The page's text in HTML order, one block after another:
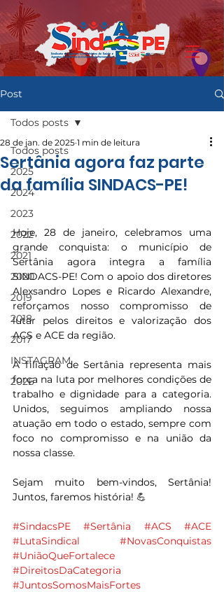
Post
Todos posts
2025
2024
2023
2022
2021
2020
2019
2018
2017
INSTAGRAM
2026
Todos posts
Sertânia agora faz parte
da família SINDACS-PE!
28 de jan. de 2025 1 min de leitura
Hoje, 28 de janeiro, celebramos uma
grande conquista: o município de
Sertânia agora integra a família
SINDACS-PE! Com o apoio dos diretores
Alexsandro Lopes e Ricardo Alexandre,
reforçamos nosso compromisso de
lutar pelos direitos e valorização dos
ACS e ACE da região.
A filiação de Sertânia representa mais
força na luta por melhores condições de
trabalho e dignidade para a categoria.
Unidos, seguimos ampliando nossa
atuação em todo o estado, sempre com
foco no compromisso e na união da
nossa classe.
Sejam muito bem-vindos, Sertânia!
Juntos, faremos história! 💪
#SindacsPE #Sertânia #ACS
#ACE
#LutaSindical
#NovasConquistas
#UniãoQueFortalece
#DireitosDaCategoria
#JuntosSomosMaisFortes